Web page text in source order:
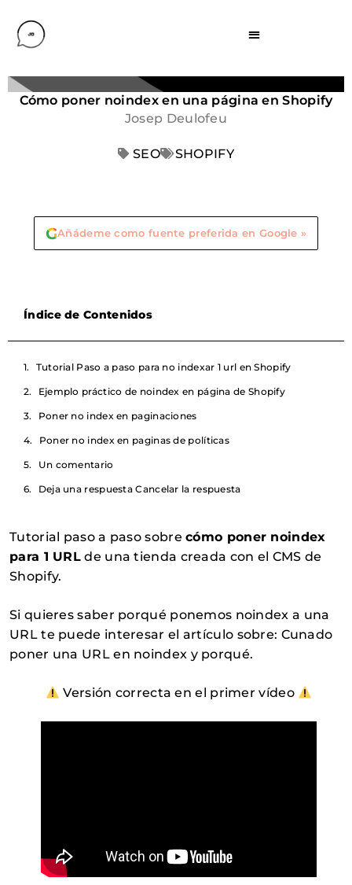
Cómo poner noindex en una página en Shopify
Josep Deulofeu
SEO SHOPIFY
GAñádeme como fuente preferida en Google »
Índice de Contenidos
Tutorial Paso a paso para no indexar 1 url en Shopify
Ejemplo práctico de noindex en página de Shopify
Poner no index en paginaciones
Poner no index en paginas de políticas
Un comentario
Deja una respuesta Cancelar la respuesta
Tutorial paso a paso sobrecómo poner noindex
para 1 URL de una tienda creada con el CMS de
Shopify.
Si quieres saber porqué ponemos noindex a una
URL te puede interesar el artículo sobre: Cunado
poner una URL en noindex y porqué.
Versión correcta en el primer vídeo